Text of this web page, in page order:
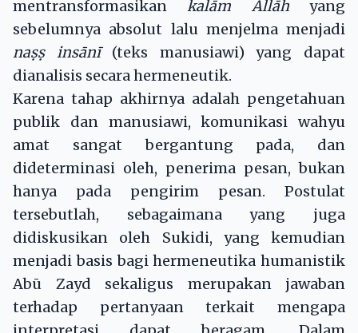
mentransformasikankalām Allāhyang
sebelumnya absolut lalu menjelma menjadi
naṣṣinsānī(teks manusiawi) yang dapat
dianalisis secara hermeneutik.
Karena tahap akhirnya adalah pengetahuan
publik dan manusiawi, komunikasi wahyu
amat sangat bergantung pada, dan
dideterminasi oleh, penerima pesan, bukan
hanya pada pengirim pesan. Postulat
tersebutlah, sebagaimana yang juga
didiskusikan oleh Sukidi, yang kemudian
menjadi basis bagi hermeneutika humanistik
Abū Zayd sekaligus merupakan jawaban
terhadap pertanyaan terkait mengapa